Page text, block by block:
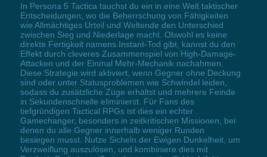
In Persona 5 Tactica tauchst du ein in eine Welt taktischer
Entscheidungen, wo die Beherrschung von Fähigkeiten
wie Allmächtiges Urteil und Weltende den Unterschied
zwischen Sieg und Niederlage macht. Obwohl es keine
direkte Fertigkeit namens Instant-Tod gibt, kannst du den
Effekt durch cleveres Zusammenspiel von High-Damage-
Attacken und der Einmal Mehr-Mechanik nachahmen.
Diese Strategie wird aktiviert, wenn Gegner ohne Deckung
sind oder unter Statusproblemen wie Schwindel leiden,
sodass du zusätzliche Züge erhältst und mehrere Feinde
in Sekundenschnelle eliminierst. Für Fans des
tiefgründigen Tactical RPGs ist dies ein echter
Gamechanger, besonders in zeitkritischen Missionen, bei
denen du alle Gegner innerhalb weniger Runden
besiegen musst. Nutze Sicheln der Ewigen Dunkelheit, um
Verzweiflung auszulösen, und kombiniere dies mit